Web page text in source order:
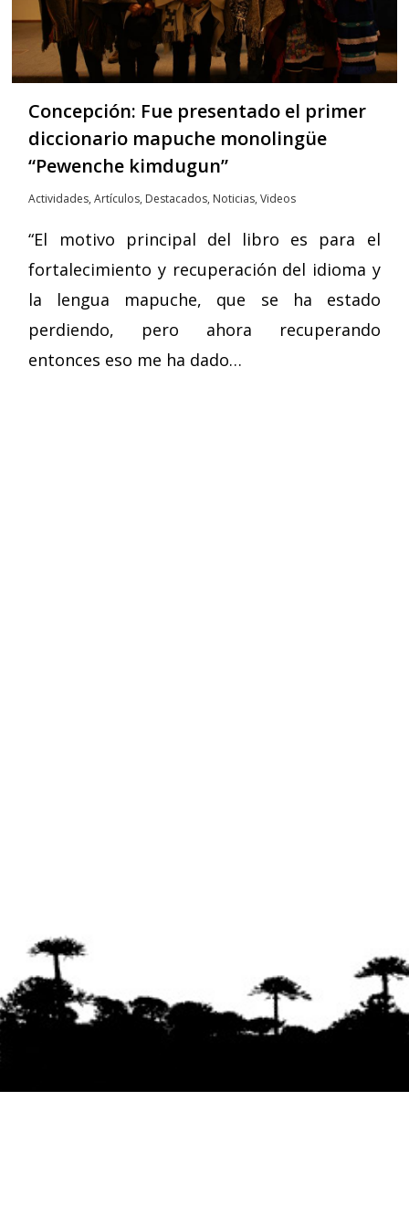
Concepción: Fue presentado el primer
diccionario mapuche monolingüe
“Pewenche kimdugun”
Actividades,Artículos, Destacados, Noticias,Videos
“El motivo principal del libro es para el
fortalecimiento y recuperación del idioma y
la lengua mapuche, que se ha estado
perdiendo, pero ahora recuperando
entonces eso me ha dado…